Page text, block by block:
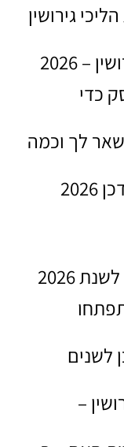
גירושין
2026
כדי
לך וכמה
2026
לשנים
–